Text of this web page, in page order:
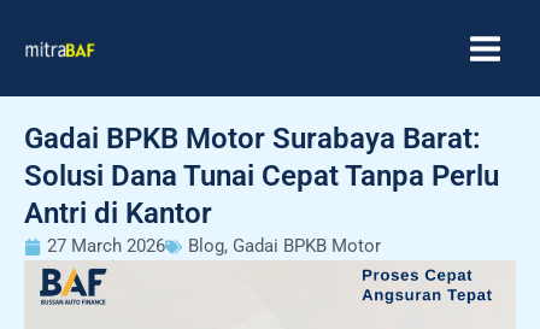
Gadai BPKB Motor Surabaya Barat:
Solusi Dana Tunai Cepat Tanpa Perlu
Antri di Kantor
27 March 2026 Blog, Gadai BPKB Motor